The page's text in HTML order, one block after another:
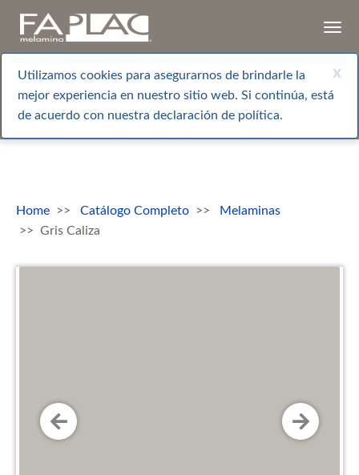
x
Utilizamos cookies para asegurarnos de brindarle la
mejor experiencia en nuestro sitio web. Si continúa, está
de acuerdo con nuestra declaración de política.
Home Catálogo Completo
Melaminas
Gris Caliza